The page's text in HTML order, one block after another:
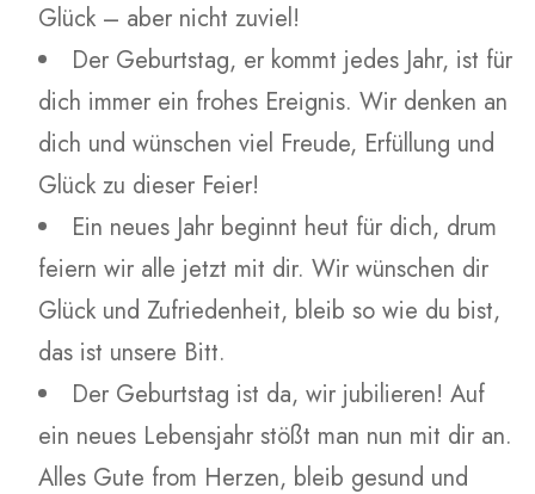
Glück – aber nicht zuviel!
Der Geburtstag, er kommt jedes Jahr, ist für
dich immer ein frohes Ereignis. Wir denken an
dich und wünschen viel Freude, Erfüllung und
Glück zu dieser Feier!
Ein neues Jahr beginnt heut für dich, drum
feiern wir alle jetzt mit dir. Wir wünschen dir
Glück und Zufriedenheit, bleib so wie du bist,
das ist unsere Bitt.
Der Geburtstag ist da, wir jubilieren! Auf
ein neues Lebensjahr stößt man nun mit dir an.
Alles Gute from Herzen, bleib gesund und